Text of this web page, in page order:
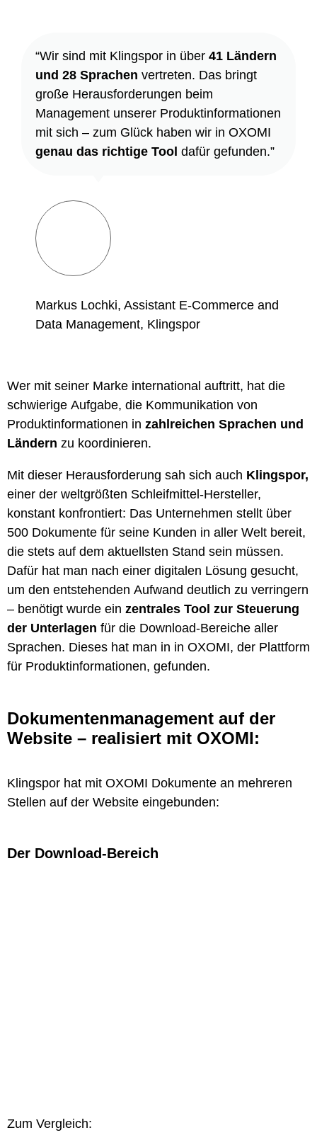
“Wir sind mit Klingspor in über 41 Ländern
und 28 Sprachen vertreten. Das bringt
große Herausforderungen beim
Management unserer Produktinformationen
mit sich – zum Glück haben wir in OXOMI
genau das richtige Tool dafür gefunden.”
Markus Lochki, Assistant E-Commerce and
Data Management, Klingspor
Wer mit seiner Marke international auftritt, hat die
schwierige Aufgabe, die Kommunikation von
Produktinformationen in zahlreichen Sprachen und
Ländern zu koordinieren.
Mit dieser Herausforderung sah sich auch Klingspor,
einer der weltgrößten Schleifmittel-Hersteller,
konstant konfrontiert: Das Unternehmen stellt über
500 Dokumente für seine Kunden in aller Welt bereit,
die stets auf dem aktuellsten Stand sein müssen.
Dafür hat man nach einer digitalen Lösung gesucht,
um den entstehenden Aufwand deutlich zu verringern
– benötigt wurde ein zentrales Tool zur Steuerung
der Unterlagen für die Download-Bereiche aller
Sprachen. Dieses hat man in in OXOMI, der Plattform
für Produktinformationen, gefunden.
Dokumentenmanagement auf der
Website – realisiert mit OXOMI:
Klingspor hat mit OXOMI Dokumente an mehreren
Stellen auf der Website eingebunden:
Der Download-Bereich
Zum Vergleich: